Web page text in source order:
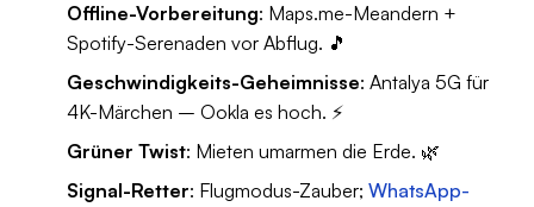
Offline-Vorbereitung: Maps.me-Meandern +
Spotify-Serenaden vor Abflug. 🎵
Geschwindigkeits-Geheimnisse: Antalya 5G für
4K-Märchen – Ookla es hoch. ⚡
Grüner Twist: Mieten umarmen die Erde. 🌿
Signal-Retter: Flugmodus-Zauber; WhatsApp-